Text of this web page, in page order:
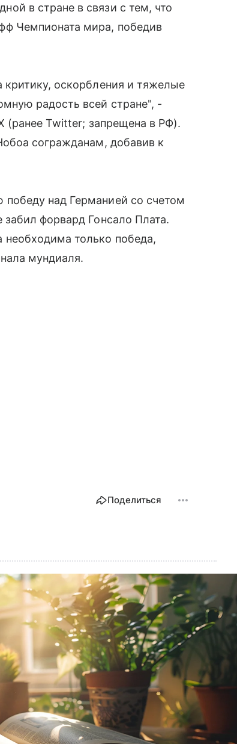
в стране в связи с тем, что
Чемпионата мира, победив
критику, оскорбления и тяжелые
радость всей стране", -
(ранее Twitter; запрещена в РФ).
согражданам, добавив к
над Германией со счетом
форвард Гонсало Плата.
только победа,
мундиаля.
Поделиться